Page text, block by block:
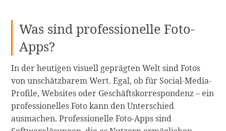
Was sind professionelle Foto-
Apps?
In der heutigen visuell geprägten Welt sind Fotos
von unschätzbarem Wert. Egal, ob für Social-Media-
Profile, Websites oder Geschäftskorrespondenz – ein
professionelles Foto kann den Unterschied
ausmachen. Professionelle Foto-Apps sind